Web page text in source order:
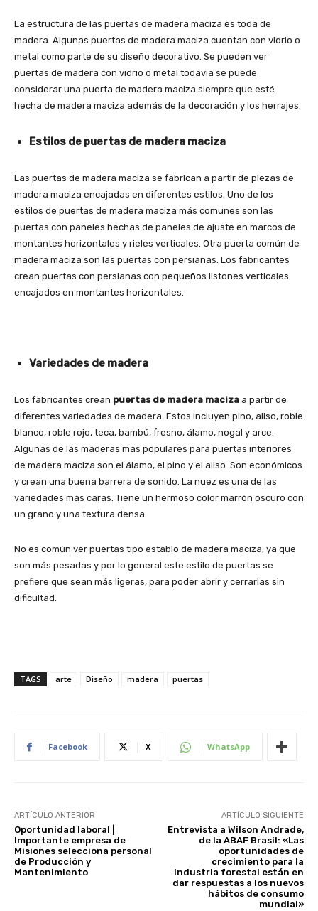
La estructura de las puertas de madera maciza es toda de
madera. Algunas puertas de madera maciza cuentan con vidrio o
metal como parte de su diseño decorativo. Se pueden ver
puertas de madera con vidrio o metal todavía se puede
considerar una puerta de madera maciza siempre que esté
hecha de madera maciza además de la decoración y los herrajes.
Estilos de puertas de madera maciza
Las puertas de madera maciza se fabrican a partir de piezas de
madera maciza encajadas en diferentes estilos. Uno de los
estilos de puertas de madera maciza más comunes son las
puertas con paneles hechas de paneles de ajuste en marcos de
montantes horizontales y rieles verticales. Otra puerta común de
madera maciza son las puertas con persianas. Los fabricantes
crean puertas con persianas con pequeños listones verticales
encajados en montantes horizontales.
Variedades de madera
Los fabricantes crean puertas de madera maciza a partir de
diferentes variedades de madera. Estos incluyen pino, aliso, roble
blanco, roble rojo, teca, bambú, fresno, álamo, nogal y arce.
Algunas de las maderas más populares para puertas interiores
de madera maciza son el álamo, el pino y el aliso. Son económicos
y crean una buena barrera de sonido. La nuez es una de las
variedades más caras. Tiene un hermoso color marrón oscuro con
un grano y una textura densa.
No es común ver puertas tipo establo de madera maciza, ya que
son más pesadas y por lo general este estilo de puertas se
prefiere que sean más ligeras, para poder abrir y cerrarlas sin
dificultad.
TAGS arte Diseño madera puertas
Facebook X WhatsApp
ARTÍCULO ANTERIOR
Oportunidad laboral |
Importante empresa de
Misiones selecciona personal
de Producción y
Mantenimiento
ARTÍCULO SIGUIENTE
Entrevista a Wilson Andrade,
de la ABAF Brasil: «Las
oportunidades de
crecimiento para la
industria forestal están en
dar respuestas a los nuevos
hábitos de consumo
mundial»